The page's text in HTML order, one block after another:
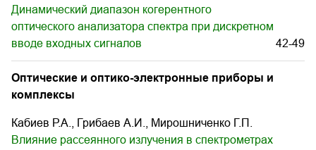
Динамический диапазон когерентного
оптического анализатора спектра при дискретном
вводе входных сигналов
42-49
Оптические и оптико-электронные приборы и
комплексы
Кабиев Р.А., Грибаев А.И., Мирошниченко Г.П.
Влияние рассеянного излучения в спектрометрах